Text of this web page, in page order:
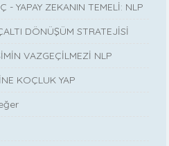
- YAPAY ZEKANIN TEMELİ: NLP
DÖNÜŞÜM STRATEJİSİ
VAZGEÇİLMEZİ NLP
KOÇLUK YAP